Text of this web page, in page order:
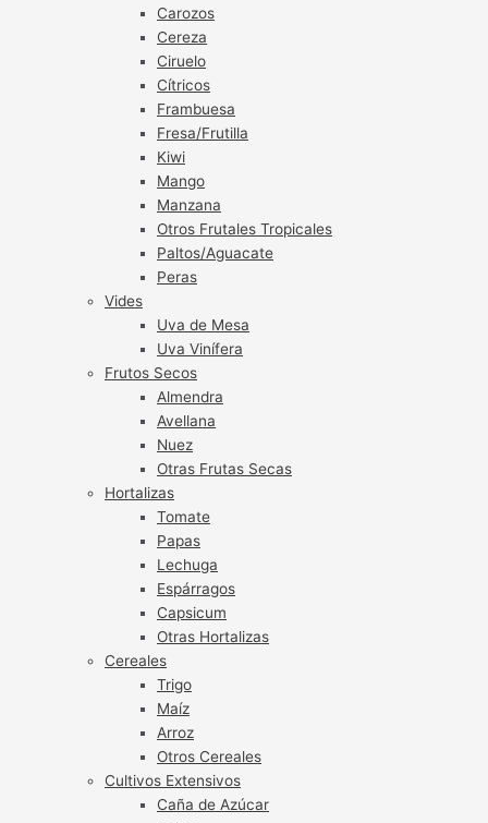
Carozos
Cereza
Ciruelo
Cítricos
Frambuesa
Fresa/Frutilla
Kiwi
Mango
Manzana
Otros Frutales Tropicales
Paltos/Aguacate
Peras
Vides
Uva de Mesa
Uva Vinífera
Frutos Secos
Almendra
Avellana
Nuez
Otras Frutas Secas
Hortalizas
Tomate
Papas
Lechuga
Espárragos
Capsicum
Otras Hortalizas
Cereales
Trigo
Maíz
Arroz
Otros Cereales
Cultivos Extensivos
Caña de Azúcar